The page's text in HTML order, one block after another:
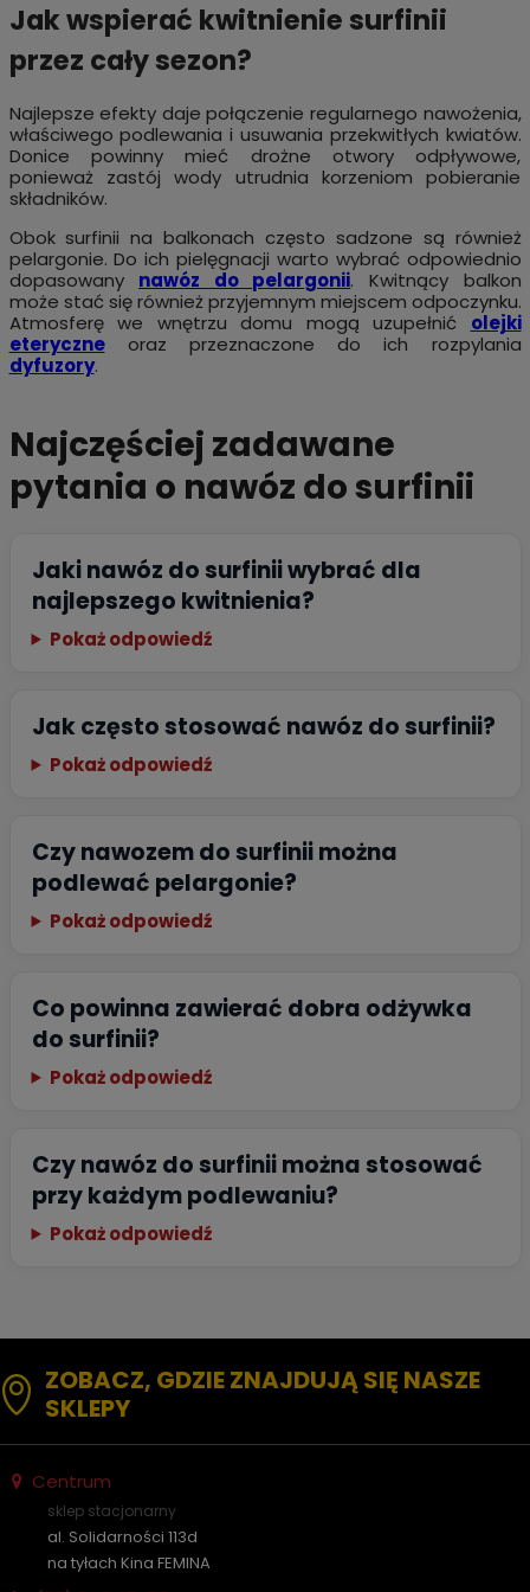
Jak wspierać kwitnienie surfinii
przez cały sezon?
Najlepsze efekty daje połączenie regularnego nawożenia,
właściwego podlewania i usuwania przekwitłych kwiatów.
Donice powinny mieć drożne otwory odpływowe,
ponieważ zastój wody utrudnia korzeniom pobieranie
składników.
Obok surfinii na balkonach często sadzone są również
pelargonie. Do ich pielęgnacji warto wybrać odpowiednio
dopasowany nawóz do pelargonii. Kwitnący balkon
może stać się również przyjemnym miejscem odpoczynku.
Atmosferę we wnętrzu domu mogą uzupełnić olejki
eteryczneoraz przeznaczone do ich rozpylania
dyfuzory.
Najczęściej zadawane
pytania o nawóz do surfinii
Jaki nawóz do surfinii wybrać dla
najlepszego kwitnienia?
Pokaż odpowiedź
Jak często stosować nawóz do surfinii?
Pokaż odpowiedź
Czy nawozem do surfinii można
podlewać pelargonie?
Pokaż odpowiedź
Co powinna zawierać dobra odżywka
do surfinii?
Pokaż odpowiedź
Czy nawóz do surfinii można stosować
przy każdym podlewaniu?
Pokaż odpowiedź
ZOBACZ, GDZIE ZNAJDUJĄ SIĘ NASZE
SKLEPY
Centrum
sklep stacjonarny
al. Solidarności 113d
na tyłach Kina FEMINA